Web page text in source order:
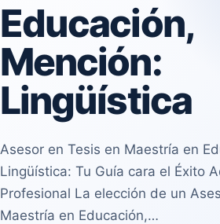
Educación,
Mención:
Lingüística
Asesor en Tesis en Maestría en
Lingüística: Tu Guía cara el Éxito
Profesional La elección de un
Maestría en Educación,…